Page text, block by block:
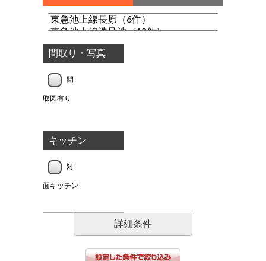
間取り・写真
間
取図有り
キッチン
対
面キッチン